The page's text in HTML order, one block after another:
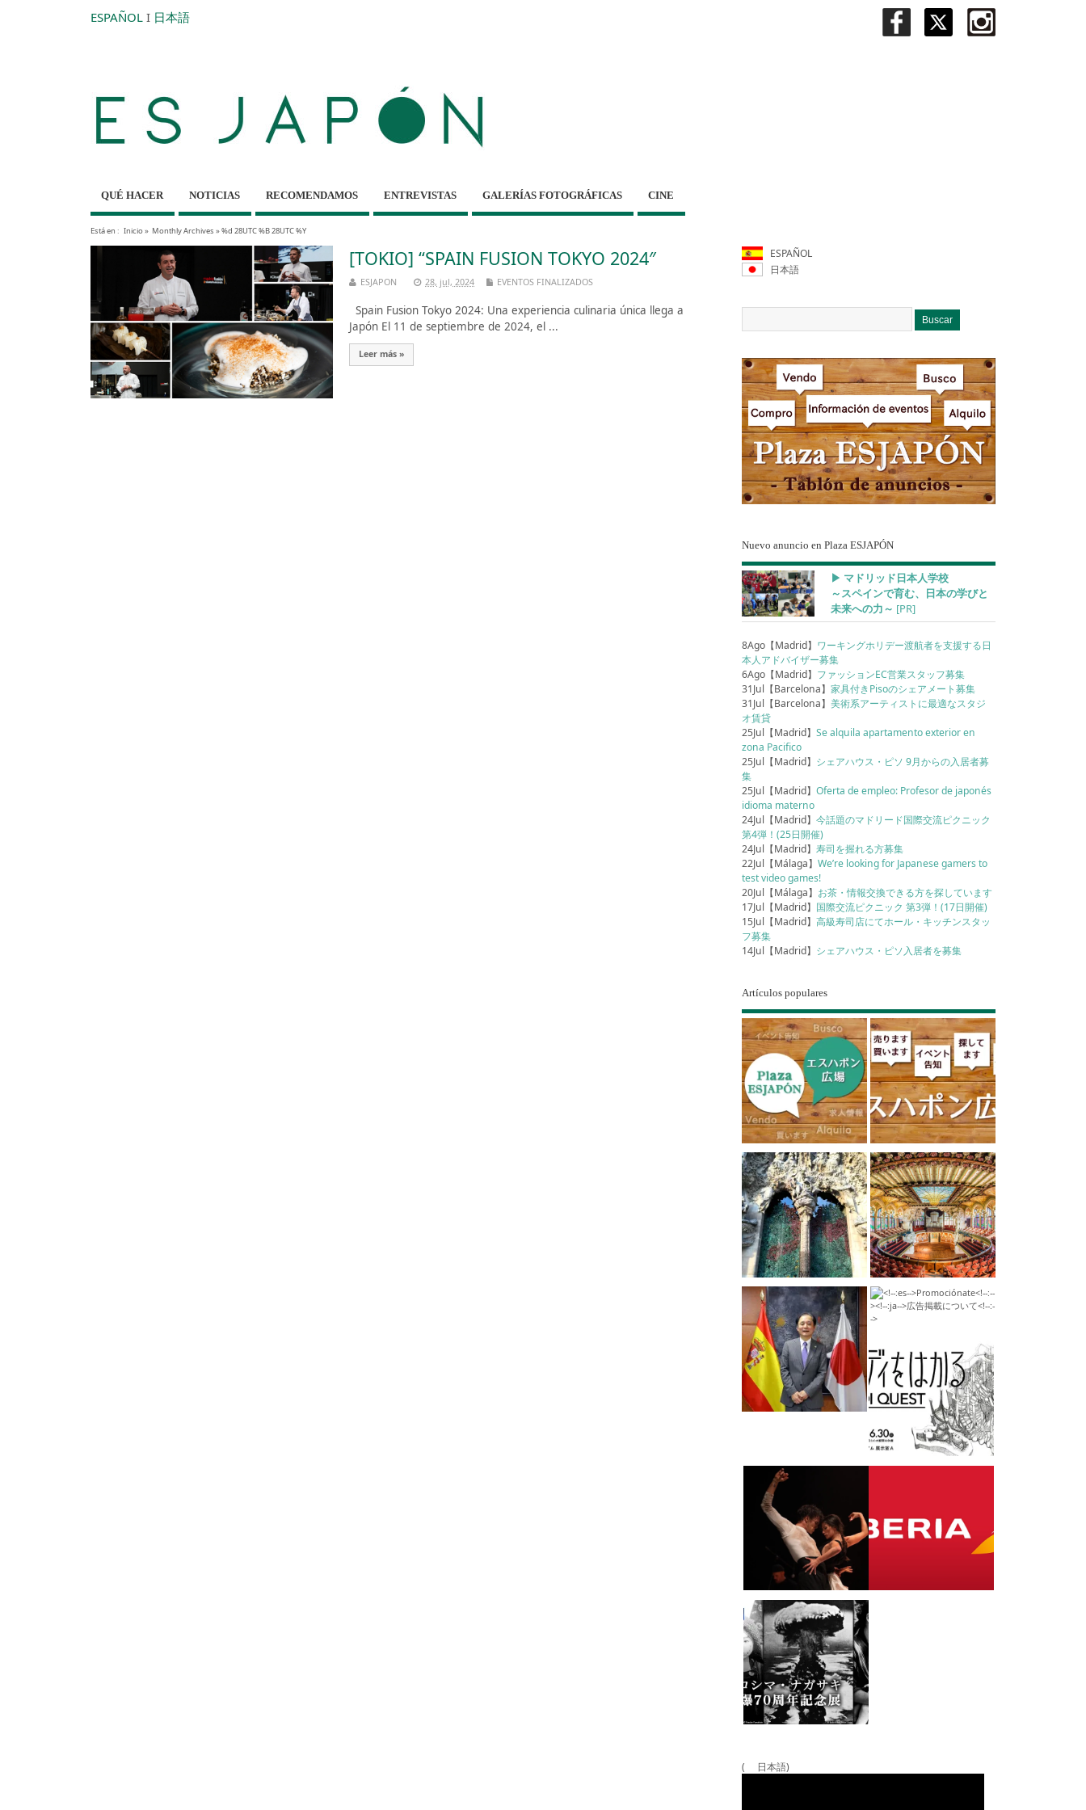
ESPAÑOL I 日本語
QUÉ HACER NOTICIAS RECOMENDAMOS ENTREVISTAS GALERÍAS FOTOGRÁFICAS CINE
Está en : Inicio» Monthly Archives »%d 28UTC %B 28UTC %Y
[TOKIO] “SPAIN FUSION TOKYO 2024″
ESJAPON 28, jul, 2024 EVENTOS FINALIZADOS
Spain Fusion Tokyo 2024: Una experiencia culinaria única llega a
Japón El 11 de septiembre de 2024, el ...
Leer más »
ESPAÑOL
日本語
Nuevo anuncio en Plaza ESJAPÓN
▶︎ マドリッド日本人学校
～スペインで育む、日本の学びと
未来への力～ [PR]
8Ago【Madrid】 ワーキングホリデー渡航者を支援する日
本人アドバイザー募集
6Ago【Madrid】 ファッションEC営業スタッフ募集
31Jul【Barcelona】家具付きPisoのシェアメート募集
31Jul【Barcelona】美術系アーティストに最適なスタジ
オ賃貸
25Jul【Madrid】Se alquila apartamento exterior en
zona Pacifico
25Jul【Madrid】 シェアハウス・ピソ 9月からの入居者募
集
25Jul【Madrid】Oferta de empleo: Profesor de japonés
idioma materno
24Jul【Madrid】今話題のマドリード国際交流ピクニック
第4弾！(25日開催)
24Jul【Madrid】寿司を握れる方募集
22Jul【Málaga】We’re looking for Japanese gamers to
test video games!
20Jul【Málaga】 お茶・情報交換できる方を探しています
17Jul【Madrid】 国際交流ピクニック 第3弾！(17日開催)
15Jul【Madrid】高級寿司店にてホール・キッチンスタッ
フ募集
14Jul【Madrid】 シェアハウス・ピソ入居者を募集
Artículos populares
( 日本語)